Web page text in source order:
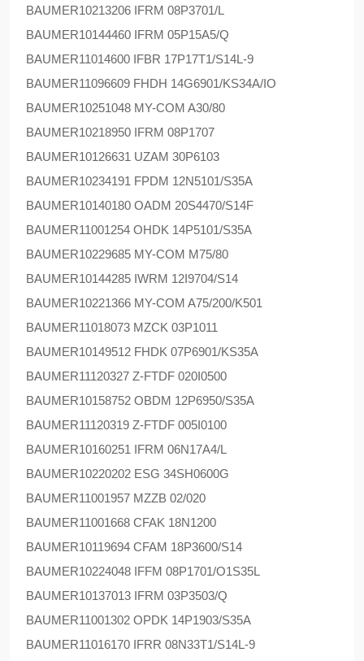
BAUMER10213206 IFRM 08P3701/L
BAUMER10144460 IFRM 05P15A5/Q
BAUMER11014600 IFBR 17P17T1/S14L-9
BAUMER11096609 FHDH 14G6901/KS34A/IO
BAUMER10251048 MY-COM A30/80
BAUMER10218950 IFRM 08P1707
BAUMER10126631 UZAM 30P6103
BAUMER10234191 FPDM 12N5101/S35A
BAUMER10140180 OADM 20S4470/S14F
BAUMER11001254 OHDK 14P5101/S35A
BAUMER10229685 MY-COM M75/80
BAUMER10144285 IWRM 12I9704/S14
BAUMER10221366 MY-COM A75/200/K501
BAUMER11018073 MZCK 03P1011
BAUMER10149512 FHDK 07P6901/KS35A
BAUMER11120327 Z-FTDF 020I0500
BAUMER10158752 OBDM 12P6950/S35A
BAUMER11120319 Z-FTDF 005I0100
BAUMER10160251 IFRM 06N17A4/L
BAUMER10220202 ESG 34SH0600G
BAUMER11001957 MZZB 02/020
BAUMER11001668 CFAK 18N1200
BAUMER10119694 CFAM 18P3600/S14
BAUMER10224048 IFFM 08P1701/O1S35L
BAUMER10137013 IFRM 03P3503/Q
BAUMER11001302 OPDK 14P1903/S35A
BAUMER11016170 IFRR 08N33T1/S14L-9